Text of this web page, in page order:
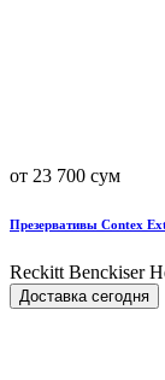
от 23 700 сум
Презервативы Contex
Reckitt Benckiser
Доставка сегодня